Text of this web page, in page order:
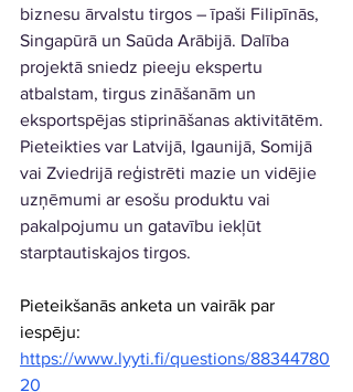
biznesu ārvalstu tirgos – īpaši Filipīnās,
Singapūrā un Saūda Arābijā. Dalība
projektā sniedz pieeju ekspertu
atbalstam, tirgus zināšanām un
eksportspējas stiprināšanas aktivitātēm.
Pieteikties var Latvijā, Igaunijā, Somijā
vai Zviedrijā reģistrēti mazie un vidējie
uzņēmumi ar esošu produktu vai
pakalpojumu un gatavību iekļūt
starptautiskajos tirgos.
Pieteikšanās anketa un vairāk par
iespēju:
https://www.lyyti.fi/questions/88344780
20